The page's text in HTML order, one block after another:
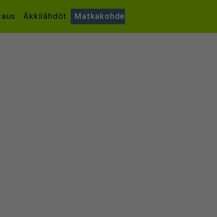
Äkkilähdöt Matkakohde